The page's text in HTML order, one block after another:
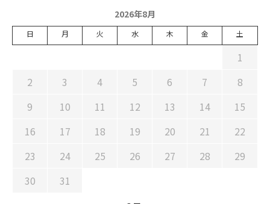
2026年8月
日 月 火 水 木 金 土
1
2
3 4 5 6 7
8
9
10 11 12 13 14
15
16
17 18 19 20 21
22
23
24 25 26 27 28
29
30
31